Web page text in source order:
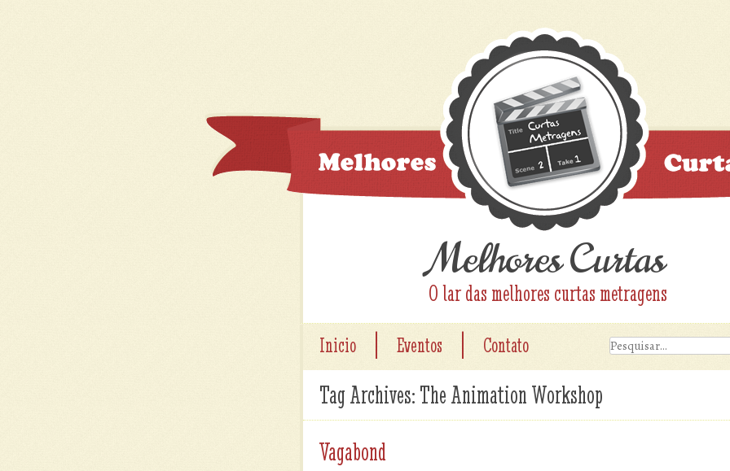
Melhores Curtas
O lar das melhores curtas metragens
Inicio Eventos Contato
Tag Archives:The Animation Workshop
Vagabond